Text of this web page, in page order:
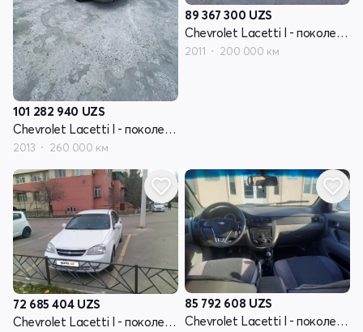
101 282 940 UZS
Chevrolet Lacetti I - поколение
2013 260 000 км
89 367 300 UZS
Chevrolet Lacetti I - поколение
2011 200 000 км
72 685 404 UZS
Chevrolet Lacetti I - поколение
85 792 608 UZS
Chevrolet Lacetti I - поколение